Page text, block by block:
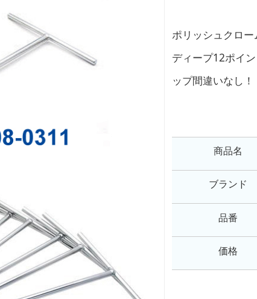
ポリッシュクロ
ディープ12ポイ
ップ間違いなし！
商品名
ブランド
品番
価格